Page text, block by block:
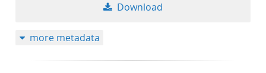
Download
more metadata